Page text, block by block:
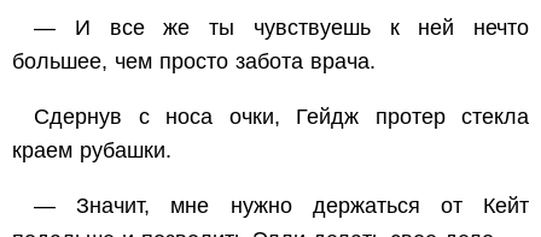
— И все же ты чувствуешь к ней нечто
большее, чем просто забота врача.
Сдернув с носа очки, Гейдж протер стекла
краем рубашки.
— Значит, мне нужно держаться от Кейт